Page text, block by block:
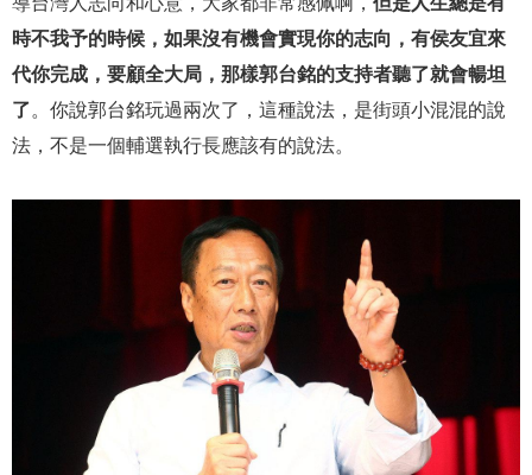
時不我予的時候，如果沒有機會實現你的志向，有侯友宜來
代你完成，要顧全大局，那樣郭台銘的支持者聽了就會暢坦
了。你說郭台銘玩過兩次了，這種說法，是街頭小混混的說
法，不是一個輔選執行長應該有的說法。